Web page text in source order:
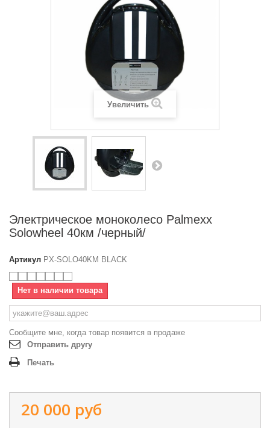
Увеличить
Электрическое моноколесо Palmexx
Solowheel 40км /черный/
Артикул PX-SOLO40KM BLACK
Нет в наличии товара
Сообщите мне, когда товар появится в продаже
Отправить другу
Печать
20 000 руб